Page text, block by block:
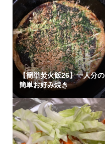
【簡単焚火飯26】一人分の
簡単お好み焼き